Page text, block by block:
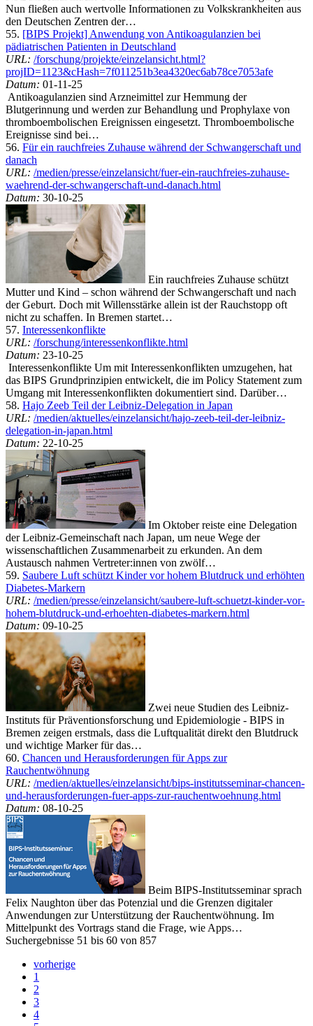
Nun fließen auch wertvolle Informationen zu Volkskrankheiten aus
den Deutschen Zentren der…
55. [BIPS Projekt] Anwendung von Antikoagulanzien bei
pädiatrischen Patienten in Deutschland
URL: /forschung/projekte/einzelansicht.html?
projID=1123&cHash=7f011251b3ea4320ec6ab78ce7053afe
Datum: 01-11-25
Antikoagulanzien sind Arzneimittel zur Hemmung der
Blutgerinnung und werden zur Behandlung und Prophylaxe von
thromboembolischen Ereignissen eingesetzt. Thromboembolische
Ereignisse sind bei…
56. Für ein rauchfreies Zuhause während der Schwangerschaft und
danach
URL: /medien/presse/einzelansicht/fuer-ein-rauchfreies-zuhause-
waehrend-der-schwangerschaft-und-danach.html
Datum: 30-10-25
Ein rauchfreies Zuhause schützt
Mutter und Kind – schon während der Schwangerschaft und nach
der Geburt. Doch mit Willensstärke allein ist der Rauchstopp oft
nicht zu schaffen. In Bremen startet…
57. Interessenkonflikte
URL: /forschung/interessenkonflikte.html
Datum: 23-10-25
Interessenkonflikte Um mit Interessenkonflikten umzugehen, hat
das BIPS Grundprinzipien entwickelt, die im Policy Statement zum
Umgang mit Interessenkonflikten dokumentiert sind. Darüber…
58. Hajo Zeeb Teil der Leibniz-Delegation in Japan
URL: /medien/aktuelles/einzelansicht/hajo-zeeb-teil-der-leibniz-
delegation-in-japan.html
Datum: 22-10-25
Im Oktober reiste eine Delegation
der Leibniz-Gemeinschaft nach Japan, um neue Wege der
wissenschaftlichen Zusammenarbeit zu erkunden. An dem
Austausch nahmen Vertreter:innen von zwölf…
59. Saubere Luft schützt Kinder vor hohem Blutdruck und erhöhten
Diabetes-Markern
URL: /medien/presse/einzelansicht/saubere-luft-schuetzt-kinder-vor-
hohem-blutdruck-und-erhoehten-diabetes-markern.html
Datum: 09-10-25
Zwei neue Studien des Leibniz-
Instituts für Präventionsforschung und Epidemiologie - BIPS in
Bremen zeigen erstmals, dass die Luftqualität direkt den Blutdruck
und wichtige Marker für das…
60. Chancen und Herausforderungen für Apps zur
Rauchentwöhnung
URL: /medien/aktuelles/einzelansicht/bips-institutsseminar-chancen-
und-herausforderungen-fuer-apps-zur-rauchentwoehnung.html
Datum: 08-10-25
Beim BIPS-Institutsseminar sprach
Felix Naughton über das Potenzial und die Grenzen digitaler
Anwendungen zur Unterstützung der Rauchentwöhnung. Im
Mittelpunkt des Vortrags stand die Frage, wie Apps…
Suchergebnisse 51 bis 60 von 857
vorherige
1
2
3
4